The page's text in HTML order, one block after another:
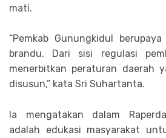
mati.
“Pemkab Gunungkidul
brandu. Dari sisi regulasi
menerbitkan peraturan daerah
disusun,” kata Sri Suhartanta.
Ia mengatakan dalam
adalah edukasi masyarakat